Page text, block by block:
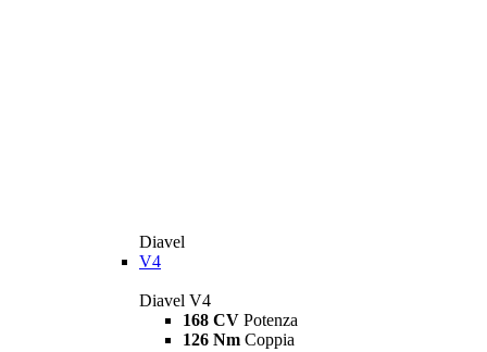
Diavel
V4
Diavel V4
168 CV Potenza
126 Nm Coppia